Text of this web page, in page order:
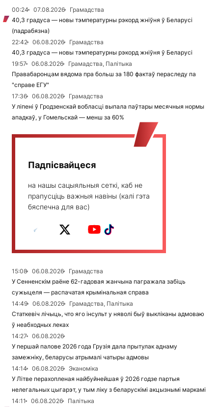
00:24 07.08.2026
Грамадства
40,3 градуса — новы тэмпературны рэкорд жніўня ў Беларусі
(падрабязна)
22:42
06.08.2026
Грамадства
40,3 градуса — новы тэмпературны рэкорд жніўня ў Беларусі
19:57
06.08.2026
Грамадства, Палітыка
Правабаронцам вядома пра больш за 180 фактаў пераследу па
"справе ЕГУ"
17:36
06.08.2026
Грамадства
У ліпені ў Гродзенскай вобласці выпала паўтары месячныя нормы
ападкаў, у Гомельскай — менш за 60%
Падпісвайцеся
на нашы сацыяльныя сеткі, каб не
прапусціць важныя навіны (калі гэта
бяспечна для вас)
15:08 06.08.2026
Грамадства
У Сенненскім раёне 62-гадовая жанчына пагражала забіць
сужыцеля — распачатая крымінальная справа
14:49
06.08.2026
Грамадства, Палітыка
Статкевіч лічыць, что яго інсульт у няволі быў выкліканы адмоваю
ў неабходных леках
14:27
06.08.2026
У першай палове 2026 года Грузія дала прытулак аднаму
замежніку, беларусы атрымалі чатыры адмовы
14:14
06.08.2026
Эканоміка
У Літве перахопленая найбуйнейшая ў 2026 годзе партыя
нелегальных цыгарэт, у тым ліку з беларускімі акцызнымі маркамі
14:11
06.08.2026
Палітыка